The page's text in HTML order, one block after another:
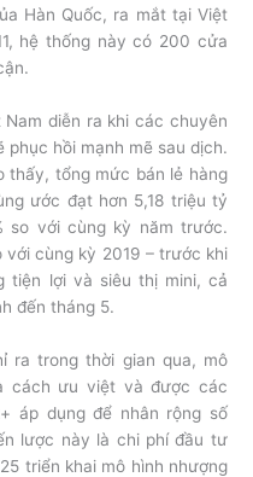
Hàn Quốc, ra mắt tại Việt
hệ thống này có 200 cửa
Nam diễn ra khi các chuyên
phục hồi mạnh mẽ sau dịch.
thấy, tổng mức bán lẻ hàng
ước đạt hơn 5,18 triệu tỷ
so với cùng kỳ năm trước.
với cùng kỳ 2019 – trước khi
tiện lợi và siêu thị mini, cả
đến tháng 5.
ra trong thời gian qua, mô
cách ưu việt và được các
áp dụng để nhân rộng số
lược này là chi phí đầu tư
triển khai mô hình nhượng